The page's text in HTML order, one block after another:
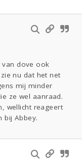
van dove ook
nu dat het net
mij minder
ze wel aanraad.
wellicht reageert
bij Abbey.